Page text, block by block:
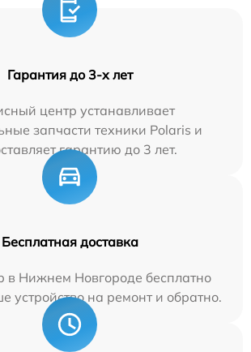
Гарантия до 3-х лет
центр устанавливает
запчасти техники Polaris и
гарантию до 3 лет.
Бесплатная доставка
в Нижнем Новгороде бесплатно
устройство на ремонт и обратно.